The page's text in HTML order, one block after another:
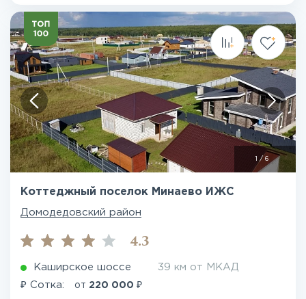
/ 6
Коттеджный поселок Минаево ИЖС
Домодедовский район
4.3
Каширское шоссе 39 км от МКАД
₽ Сотка: от 220 000 ₽